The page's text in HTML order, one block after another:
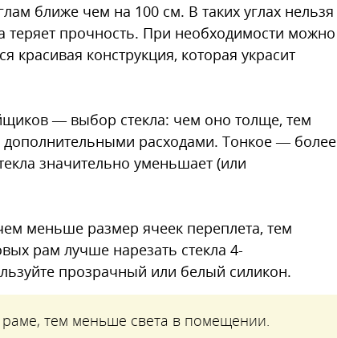
ближе чем на 100 см. В таких углах нельзя
теряет прочность. При необходимости можно
красивая конструкция, которая украсит
— выбор стекла: чем оно толще, тем
расходами. Тонкое — более
значительно уменьшает (или
меньше размер ячеек переплета, тем
рам лучше нарезать стекла 4-
прозрачный или белый силикон.
тем меньше света в помещении.